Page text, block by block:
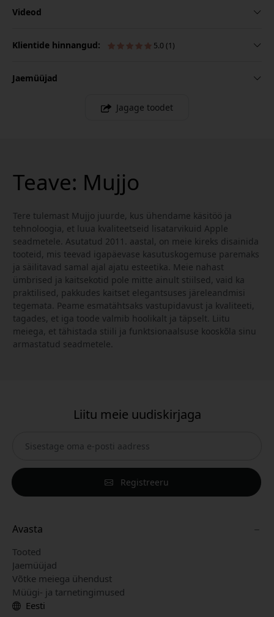
Videod
Klientide hinnangud: 5.0 (1)
Jaemüüjad
Jagage toodet
Teave: Mujjo
Tere tulemast Mujjo juurde, kus ühendame käsitöö ja
tehnoloogia, et luua kvaliteetseid lisatarvikuid Apple
seadmetele. Asutatud 2011. aastal, on meie kireks disainida
tooteid, mis teevad igapäevase kasutuskogemuse paremaks
ja säilitavad samal ajal ajatu esteetika. Meie nahast
ümbrised ja kaitsekotid pole mitte ainult stiilsed, vaid ka
praktilised, pakkudes kaitset elegantsuses järeleandmisi
tegemata. Peame esmatähtsaks vastupidavust ja kvaliteeti,
tagades, et iga toode valmib hoolikalt ja täpselt. Liitu
meiega, et tähistada stiili ja funktsionaalsuse kooskõla sinu
armastatud seadmetele.
Liitu meie uudiskirjaga
Registreeru
Avasta
Tooted
Jaemüüjad
Võtke meiega ühendust
Müügi- ja tarnetingimused
Eesti